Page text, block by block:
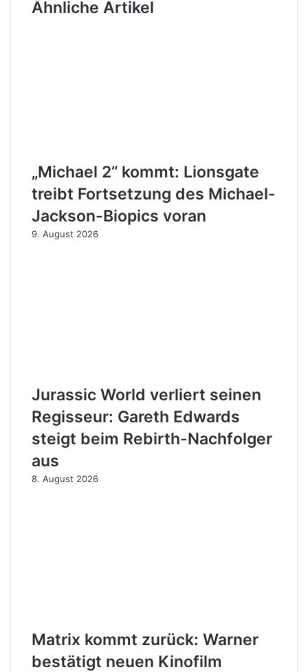
Ähnliche Artikel
„Michael 2“ kommt: Lionsgate
treibt Fortsetzung des Michael-
Jackson-Biopics voran
9. August 2026
Jurassic World verliert seinen
Regisseur: Gareth Edwards
steigt beim Rebirth-Nachfolger
aus
8. August 2026
Matrix kommt zurück: Warner
bestätigt neuen Kinofilm